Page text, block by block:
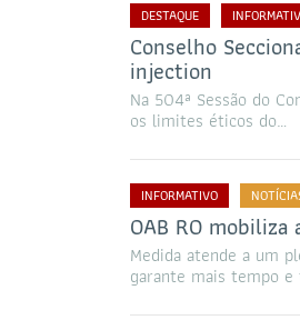
DESTAQUE
Conselho
injection
Na 504ª Sessão do
os limites éticos do…
INFORMATIVO
OAB RO
Medida atende a um
garante mais tempo